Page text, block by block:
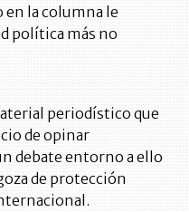
la columna le
política más no
periodístico que
de opinar
debate entorno a ello
de protección